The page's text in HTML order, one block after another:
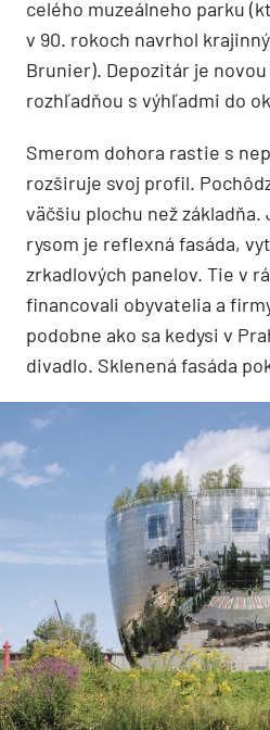
celého muzeálneho parku
v 90. rokoch navrhol
Brunier). Depozitár je
rozhľadňou s výhľadmi do
Smerom dohora rastie s
rozširuje svoj profil.
väčšiu plochu než
rysom je reflexná fasáda,
zrkadlových panelov. Tie v
financovali obyvatelia a
podobne ako sa kedysi v
divadlo. Sklenená fasáda